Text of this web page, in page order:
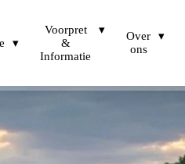
Voorpret
&
Informatie
Over
ons